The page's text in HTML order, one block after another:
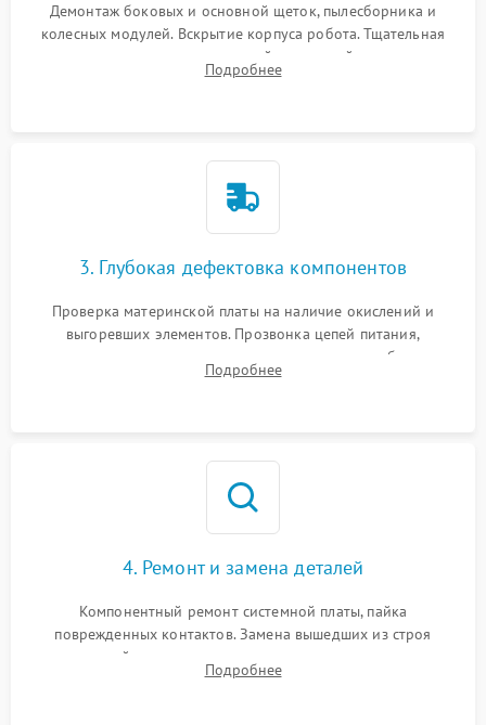
Демонтаж боковых и основной щеток, пылесборника и
колесных модулей. Вскрытие корпуса робота. Тщательная
очистка внутренних полостей, шестерней и плат от
скопившейся пыли, волос и шерсти животных с
Подробнее
3. Глубокая дефектовка компонентов
Проверка материнской платы на наличие окислений и
выгоревших элементов. Прозвонка цепей питания,
тестирование приводных моторов колес и турбины
всасывания. Оценка состояния оптических и инфракрасных
Подробнее
4. Ремонт и замена деталей
Компонентный ремонт системной платы, пайка
поврежденных контактов. Замена вышедших из строя
двигателей, изношенного аккумулятора, неисправного
лидара или помпы подачи воды. Восстановление шлейфов и
Подробнее